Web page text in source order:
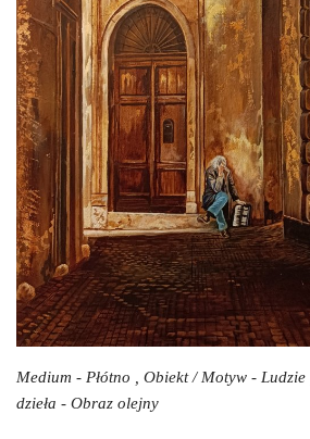
Medium - Płótno , Obiekt / Motyw - Ludzie
dzieła - Obraz olejny